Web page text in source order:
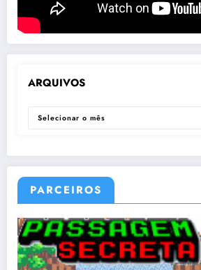
ARQUIVOS
ARQUIVOS
PARCEIROS